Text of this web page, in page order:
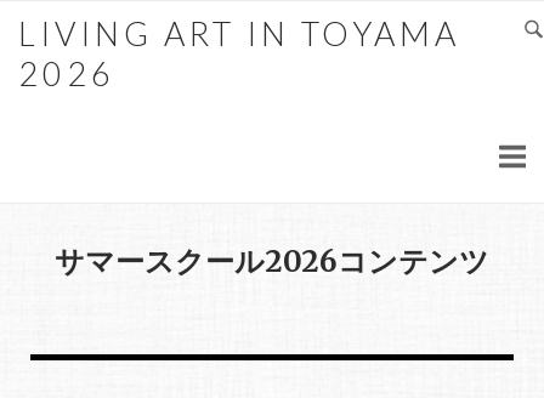
LIVING ART IN TOYAMA
2026
サマースクール2026コンテンツ